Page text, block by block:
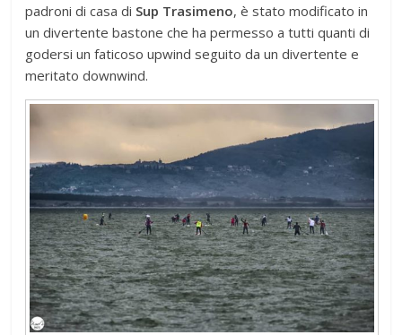
padroni di casa di Sup Trasimeno, è stato modificato in
un divertente bastone che ha permesso a tutti quanti di
godersi un faticoso upwind seguito da un divertente e
meritato downwind.